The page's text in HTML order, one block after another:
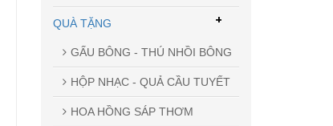
QUÀ TẶNG
GẤU BÔNG - THÚ NHỒI BÔNG
HỘP NHẠC - QUẢ CẦU TUYẾT
HOA HỒNG SÁP THƠM
+